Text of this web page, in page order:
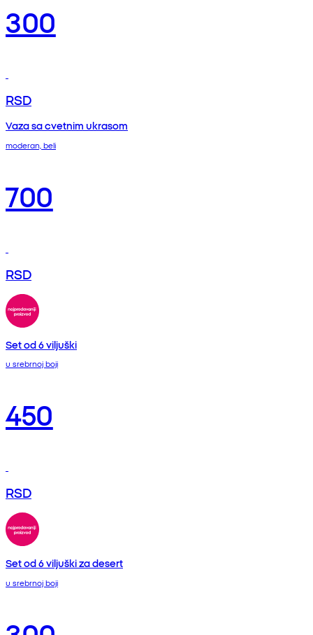
300
RSD
Vaza sa cvetnim ukrasom
moderan, beli
700
RSD
Set od 6 viljuški
u srebrnoj boji
450
RSD
Set od 6 viljuški za desert
u srebrnoj boji